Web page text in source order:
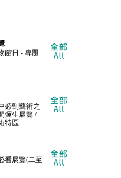
館日 - 專題
必到藝術之
彌生展覽 /
特區
看展覽(二至